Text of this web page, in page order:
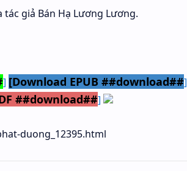
giả Bán Hạ Lương Lương.
] [Download EPUB ##download##]
##download##]
duong_12395.html